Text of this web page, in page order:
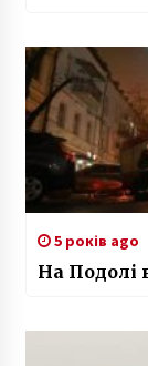
5 років ago
На Подолі